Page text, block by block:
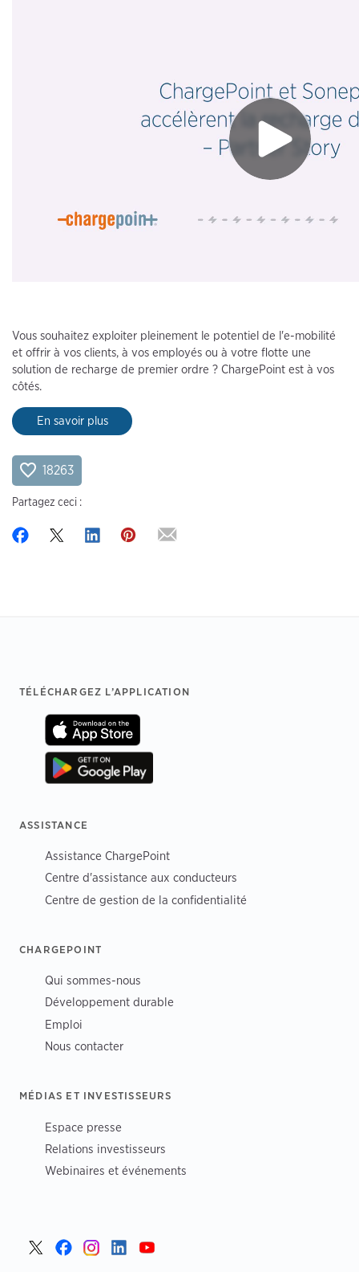
Vous souhaitez exploiter pleinement le potentiel de l'e-mobilité
et offrir à vos clients, à vos employés ou à votre flotte une
solution de recharge de premier ordre ? ChargePoint est à vos
côtés.
En savoir plus
18263
Partagez ceci :
TÉLÉCHARGEZ L’APPLICATION
ASSISTANCE
Assistance ChargePoint
Centre d'assistance aux conducteurs
Centre de gestion de la confidentialité
CHARGEPOINT
Qui sommes-nous
Développement durable
Emploi
Nous contacter
MÉDIAS ET INVESTISSEURS
Espace presse
Relations investisseurs
Webinaires et événements